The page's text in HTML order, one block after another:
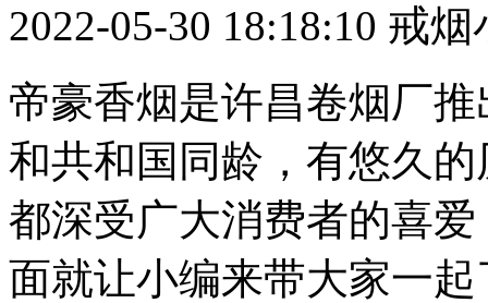
2022-05-30 18:18:10 戒烟
帝豪香烟是许昌卷烟厂
和共和国同龄，有悠久
都深受广大消费者的喜
面就让小编来带大家一